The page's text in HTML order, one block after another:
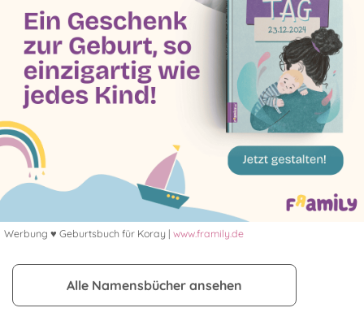
Werbung ♥ Geburtsbuch für Koray | www.framily.de
Alle Namensbücher ansehen